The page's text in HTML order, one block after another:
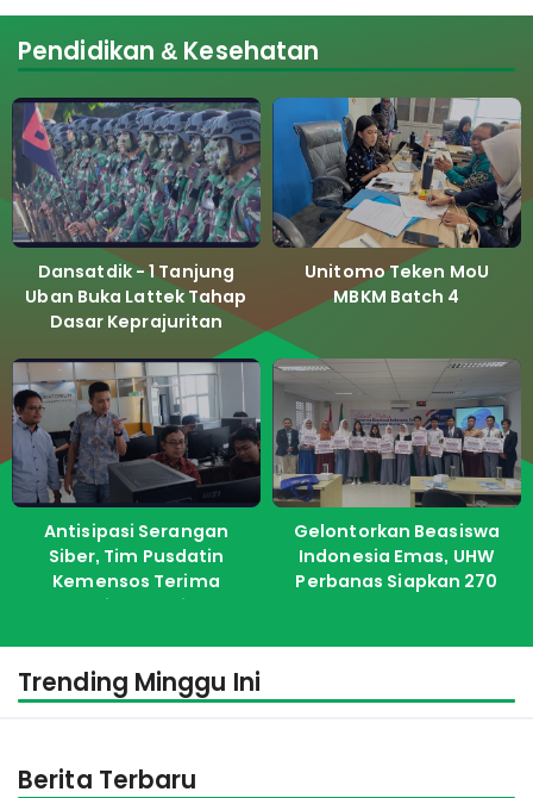
Pendidikan & Kesehatan
Dansatdik - 1 Tanjung
Uban Buka Lattek Tahap
Dasar Keprajuritan
Unitomo Teken MoU
MBKM Batch 4
Antisipasi Serangan
Siber, Tim Pusdatin
Kemensos Terima
Pelatihan dari ITS
Gelontorkan Beasiswa
Indonesia Emas, UHW
Perbanas Siapkan 270
Trending Minggu Ini
Berita Terbaru